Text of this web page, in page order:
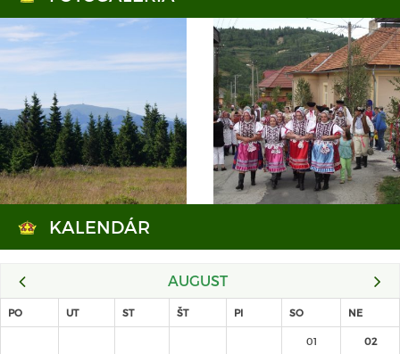
KALENDÁR
AUGUST
PO UT ST ŠT PI SO NE
01 02